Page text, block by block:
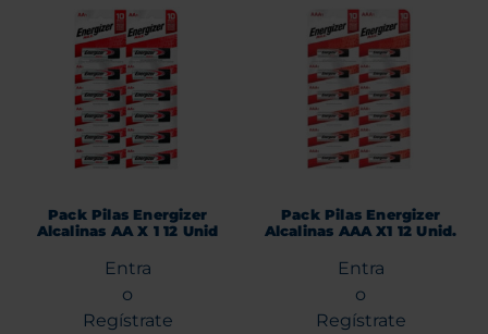
Pack Pilas Energizer
Alcalinas AA X 1 12 Unid
Entra
o
Regístrate
Pack Pilas Energizer
Alcalinas AAA X1 12 Unid.
Entra
o
Regístrate